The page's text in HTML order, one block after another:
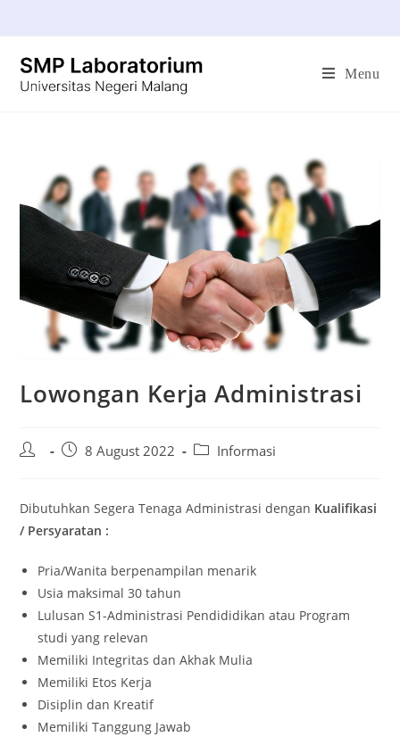
Menu
Lowongan Kerja Administrasi
8 August 2022 Informasi
Dibutuhkan Segera Tenaga Administrasi dengan Kualifikasi
/ Persyaratan :
Pria/Wanita berpenampilan menarik
Usia maksimal 30 tahun
Lulusan S1-Administrasi Pendididikan atau Program
studi yang relevan
Memiliki Integritas dan Akhak Mulia
Memiliki Etos Kerja
Disiplin dan Kreatif
Memiliki Tanggung Jawab